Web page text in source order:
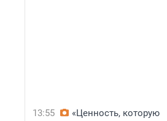
13:55
«Ценность, которую